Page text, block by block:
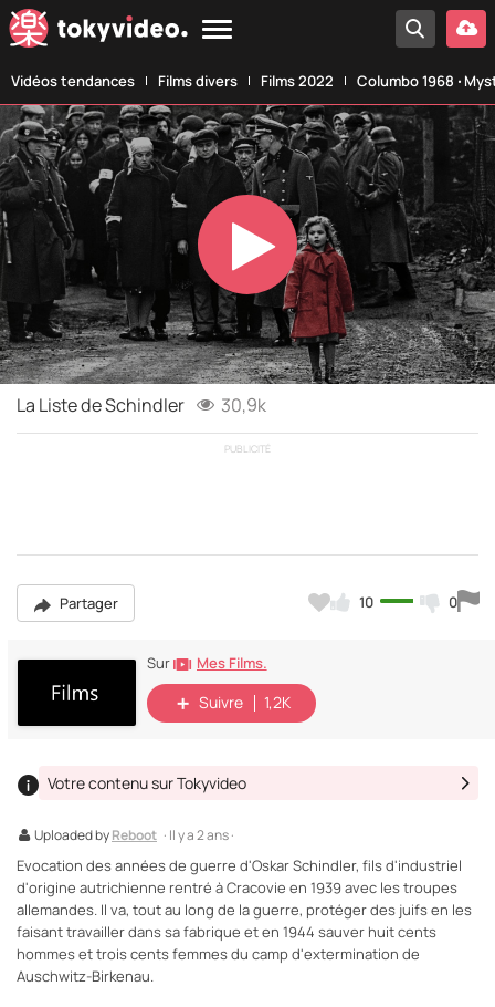
Vidéos tendances Films divers Films 2022 Columbo 1968 ‧
Play
Video
La Liste de Schindler 30,9k
PUBLICITÉ
Partager 10 0
Sur Mes Films.
Suivre 1,2K
Uploaded byReboot · Il y a 2 ans ·
Votre contenu sur Tokyvideo
Evocation des années de guerre d'Oskar Schindler, fils d'industriel
d'origine autrichienne rentré à Cracovie en 1939 avec les troupes
allemandes. Il va, tout au long de la guerre, protéger des juifs en les
faisant travailler dans sa fabrique et en 1944 sauver huit cents
hommes et trois cents femmes du camp d'extermination de
Auschwitz-Birkenau.